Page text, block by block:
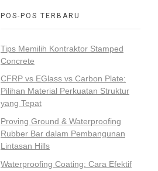
POS-POS TERBARU
Tips Memilih Kontraktor Stamped
Concrete
CFRP vs EGlass vs Carbon Plate:
Pilihan Material Perkuatan Struktur
yang Tepat
Proving Ground & Waterproofing
Rubber Bar dalam Pembangunan
Lintasan Hills
Waterproofing Coating: Cara Efektif